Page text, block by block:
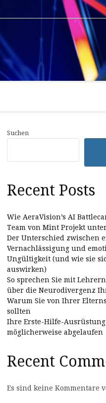
Suchen
Recent Posts
Wie AeraVision’s AI
Team von Mint Projekt
Der Unterschied zwischen
Vernachlässigung und
Ungültigkeit (und wie sie
auswirken)
So sprechen Sie mit
über die Neurodivergenz
Warum Sie von Ihrer
sollten
Ihre Erste-Hilfe-
möglicherweise abgelaufen
Recent
Es sind keine Kommentare